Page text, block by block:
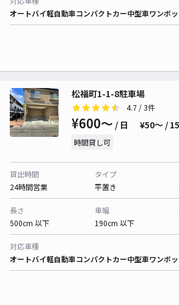
オートバイ軽自動車コンパクトカー中型車ワンボ
松福町1-1-8駐車場
4.7 / 3件
¥600〜 / 日 ¥50〜 /
時間貸し可
貸出時間
24時間営業
タイプ
平置き
長さ
500cm 以下
車幅
190cm 以下
対応車種
オートバイ軽自動車コンパクトカー中型車ワンボ